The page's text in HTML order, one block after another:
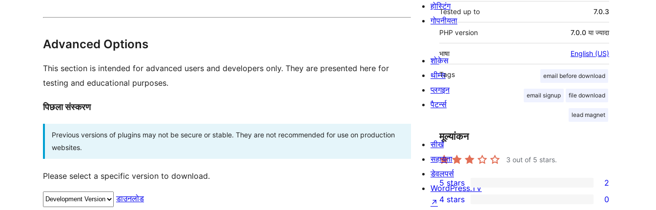
Advanced Options
This section is intended for advanced users and developers only. They are presented here for
testing and educational purposes.
पिछला संस्करण
Previous versions of plugins may not be secure or stable. They are not recommended for use on production
websites.
Please select a specific version to download.
डाउनलोड
Tested up to 7.0.3
PHP version 7.0.0 या ज्यादा
भाषा English (US)
Tags email before download
email signup file download
lead magnet
मूल्यांकन
3 out of 5 stars.
2
5-
5 stars 2
4 stars 0
होस्टिंग
गोपनीयता
शोकेस
थीम्स
प्लगइन
पैटर्न्स
सीखे
सहायता
डेवलपर्स
WordPress.TV
↗